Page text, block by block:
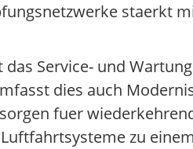
staerkt
Service- und
dies auch
fuer
zu